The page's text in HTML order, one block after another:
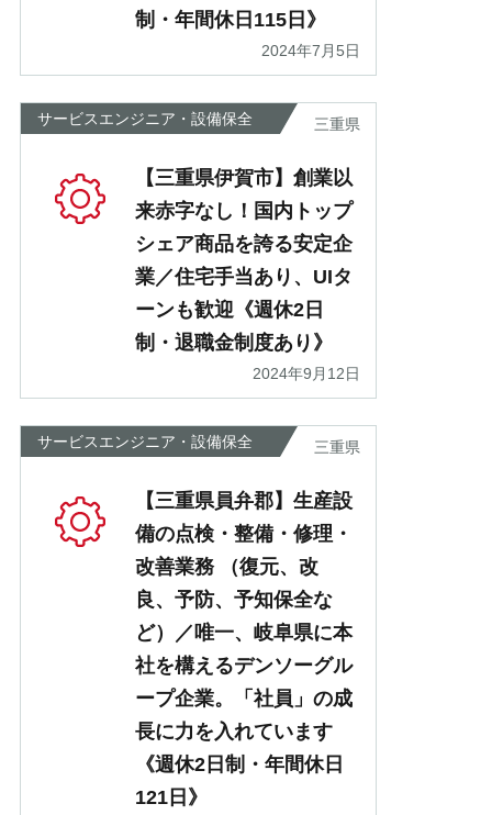
制・年間休日115日》
2024年7月5日
サービスエンジニア・設備保全 三重県
【三重県伊賀市】創業以
来赤字なし！国内トップ
シェア商品を誇る安定企
業／住宅手当あり、UIタ
ーンも歓迎《週休2日
制・退職金制度あり》
2024年9月12日
サービスエンジニア・設備保全 三重県
【三重県員弁郡】生産設
備の点検・整備・修理・
改善業務 （復元、改
良、予防、予知保全な
ど）／唯一、岐阜県に本
社を構えるデンソーグル
ープ企業。「社員」の成
長に力を入れています
《週休2日制・年間休日
121日》